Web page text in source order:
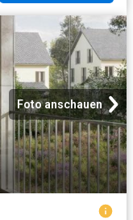
Foto anschauen